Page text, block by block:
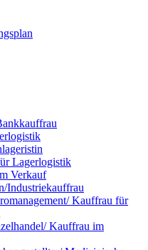
Lagerlogistik
Verkauf
Industriekauffrau
Kauffrau für
Kauffrau im